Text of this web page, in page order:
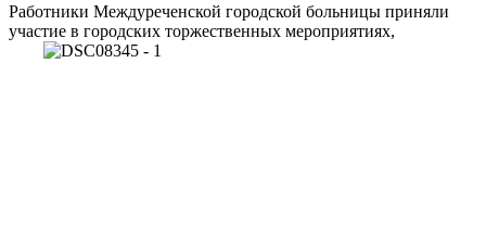
Работники Междуреченской городской больницы приняли
участие в городских торжественных мероприятиях,